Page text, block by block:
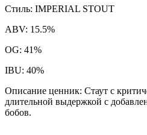
Стиль: IMPERIAL STOUT
ABV: 15.5%
OG: 41%
IBU: 40%
Описание ценник: Стаут с
длительной выдержкой с
бобов.